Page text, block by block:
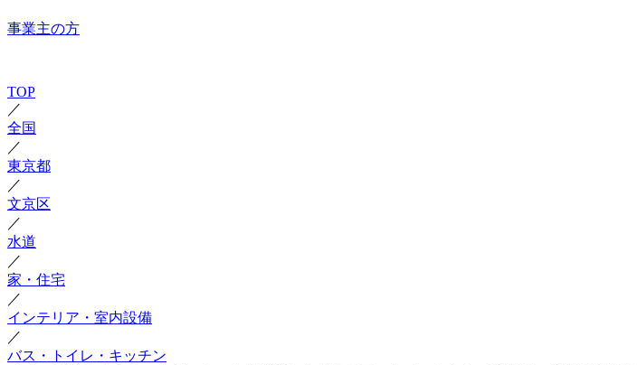
事業主の方
TOP
／
全国
／
東京都
／
文京区
／
水道
／
家・住宅
／
インテリア・室内設備
／
バス・トイレ・キッチン